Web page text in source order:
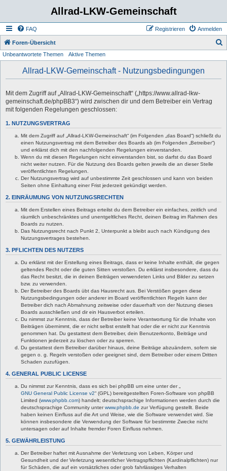
Allrad-LKW-Gemeinschaft
FAQ Anmelden
Registrieren
Foren-Übersicht
Unbeantwortete Themen Aktive Themen
Allrad-LKW-Gemeinschaft - Nutzungsbedingungen
Mit dem Zugriff auf „Allrad-LKW-Gemeinschaft“ („https://www.allrad-lkw-
gemeinschaft.de/phpBB3“) wird zwischen dir und dem Betreiber ein Vertrag
mit folgenden Regelungen geschlossen:
1. NUTZUNGSVERTRAG
Mit dem Zugriff auf „Allrad-LKW-Gemeinschaft“ (im Folgenden „das Board“) schließt du
einen Nutzungsvertrag mit dem Betreiber des Boards ab (im Folgenden „Betreiber“)
und erklärst dich mit den nachfolgenden Regelungen einverstanden.
Wenn du mit diesen Regelungen nicht einverstanden bist, so darfst du das Board
nicht weiter nutzen. Für die Nutzung des Boards gelten jeweils die an dieser Stelle
veröffentlichten Regelungen.
Der Nutzungsvertrag wird auf unbestimmte Zeit geschlossen und kann von beiden
Seiten ohne Einhaltung einer Frist jederzeit gekündigt werden.
2. EINRÄUMUNG VON NUTZUNGSRECHTEN
Mit dem Erstellen eines Beitrags erteilst du dem Betreiber ein einfaches, zeitlich und
räumlich unbeschränktes und unentgeltliches Recht, deinen Beitrag im Rahmen des
Boards zu nutzen.
Das Nutzungsrecht nach Punkt 2, Unterpunkt a bleibt auch nach Kündigung des
Nutzungsvertrages bestehen.
3. PFLICHTEN DES NUTZERS
Du erklärst mit der Erstellung eines Beitrags, dass er keine Inhalte enthält, die gegen
geltendes Recht oder die guten Sitten verstoßen. Du erklärst insbesondere, dass du
das Recht besitzt, die in deinen Beiträgen verwendeten Links und Bilder zu setzen
bzw. zu verwenden.
Der Betreiber des Boards übt das Hausrecht aus. Bei Verstößen gegen diese
Nutzungsbedingungen oder anderer im Board veröffentlichten Regeln kann der
Betreiber dich nach Abmahnung zeitweise oder dauerhaft von der Nutzung dieses
Boards ausschließen und dir ein Hausverbot erteilen.
Du nimmst zur Kenntnis, dass der Betreiber keine Verantwortung für die Inhalte von
Beiträgen übernimmt, die er nicht selbst erstellt hat oder die er nicht zur Kenntnis
genommen hat. Du gestattest dem Betreiber, dein Benutzerkonto, Beiträge und
Funktionen jederzeit zu löschen oder zu sperren.
Du gestattest dem Betreiber darüber hinaus, deine Beiträge abzuändern, sofern sie
gegen o. g. Regeln verstoßen oder geeignet sind, dem Betreiber oder einem Dritten
Schaden zuzufügen.
4. GENERAL PUBLIC LICENSE
Du nimmst zur Kenntnis, dass es sich bei phpBB um eine unter der „
GNU General Public License v2“ (GPL) bereitgestellten Foren-Software von phpBB
Limited (www.phpbb.com) handelt; deutschsprachige Informationen werden durch die
deutschsprachige Community unterwww.phpbb.de zur Verfügung gestellt. Beide
haben keinen Einfluss auf die Art und Weise, wie die Software verwendet wird. Sie
können insbesondere die Verwendung der Software für bestimmte Zwecke nicht
untersagen oder auf Inhalte fremder Foren Einfluss nehmen.
5. GEWÄHRLEISTUNG
Der Betreiber haftet mit Ausnahme der Verletzung von Leben, Körper und
Gesundheit und der Verletzung wesentlicher Vertragspflichten (Kardinalpflichten) nur
für Schäden, die auf ein vorsätzliches oder grob fahrlässiges Verhalten